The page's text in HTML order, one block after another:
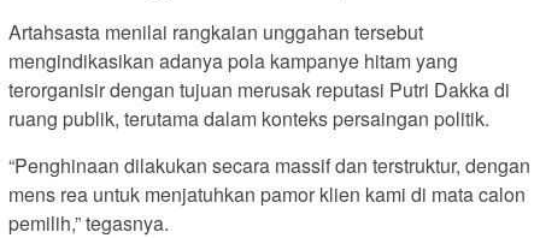
Artahsasta menilai rangkaian unggahan tersebut
mengindikasikan adanya pola kampanye hitam yang
terorganisir dengan tujuan merusak reputasi Putri Dakka di
ruang publik, terutama dalam konteks persaingan politik.
“Penghinaan dilakukan secara massif dan terstruktur, dengan
mens rea untuk menjatuhkan pamor klien kami di mata calon
pemilih,” tegasnya.